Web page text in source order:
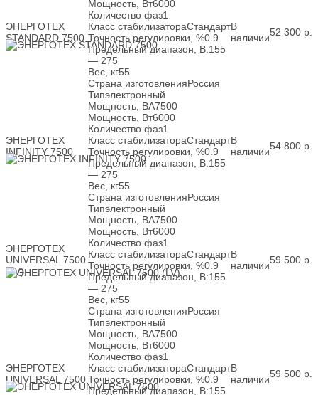
ЭНЕРГОТЕХ
STANDARD 7500
Мощность, Вт6000
Количество фаз1
Класс стабилизатораСтандарт
Точность регулировки, %0.9
Предельный диапазон, В:155
— 275
Вес, кг55
Страна изготовленияРоссия
В
наличии52 300 р.
ЭНЕРГОТЕХ
INFINITY 7500
Типэлектронный
Мощность, ВА7500
Мощность, Вт6000
Количество фаз1
Класс стабилизатораСтандарт
Точность регулировки, %0.9
Предельный диапазон, В:155
— 275
Вес, кг55
Страна изготовленияРоссия
В
наличии54 800 р.
ЭНЕРГОТЕХ
UNIVERSAL 7500
(LV)
Типэлектронный
Мощность, ВА7500
Мощность, Вт6000
Количество фаз1
Класс стабилизатораСтандарт
Точность регулировки, %0.9
Предельный диапазон, В:155
— 275
Вес, кг55
Страна изготовленияРоссия
В
наличии59 500 р.
ЭНЕРГОТЕХ
UNIVERSAL 7500
Типэлектронный
Мощность, ВА7500
Мощность, Вт6000
Количество фаз1
Класс стабилизатораСтандарт
Точность регулировки, %0.9
Предельный диапазон, В:155
В
наличии59 500 р.